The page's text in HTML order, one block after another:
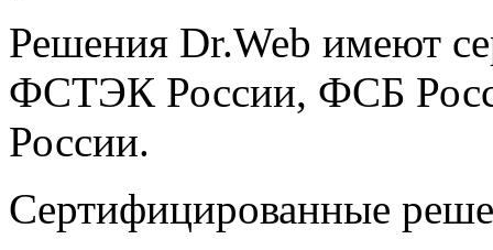
Решения Dr.Web имеют
ФСТЭК России, ФСБ
России.
Сертифицированные